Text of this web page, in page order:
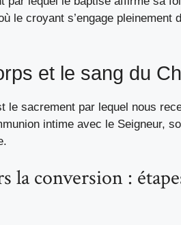
le croyant s’engage pleinement
et le sang du
le sacrement par lequel nous
intime avec le Seigneur,
la conversion :